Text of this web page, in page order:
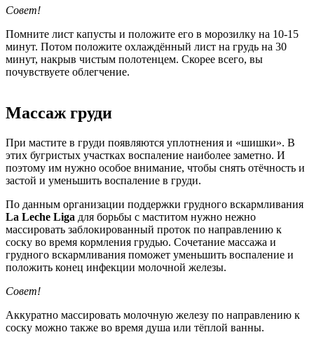
Совет!
Помните лист капусты и положите его в морозилку на 10-15
минут. Потом положите охлаждённый лист на грудь на 30
минут, накрыв чистым полотенцем. Скорее всего, вы
почувствуете облегчение.
Массаж груди
При мастите в груди появляются уплотнения и «шишки». В
этих бугристых участках воспаление наиболее заметно. И
поэтому им нужно особое внимание, чтобы снять отёчность и
застой и уменьшить воспаление в груди.
По данным организации поддержки грудного вскармливания
La Leche Liga для борьбы с маститом нужно нежно
массировать заблокированный проток по направлению к
соску во время кормления грудью. Сочетание массажа и
грудного вскармливания поможет уменьшить воспаление и
положить конец инфекции молочной железы.
Совет!
Аккуратно массировать молочную железу по направлению к
соску можно также во время душа или тёплой ванны.